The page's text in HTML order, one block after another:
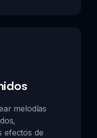
melodías
efectos de